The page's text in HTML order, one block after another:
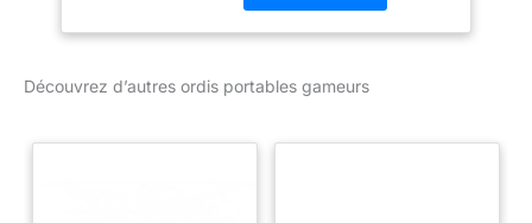
grillades Puissance
1200W et thermostat
amovibles avec
compatibles Lave
Découvrez d’autres ordis portables gameurs